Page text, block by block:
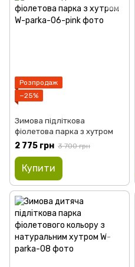
Розпродаж
−25%
Зимова підліткова
фіолетова парка з хутром
2 775 грн 3 700 грн
Купити